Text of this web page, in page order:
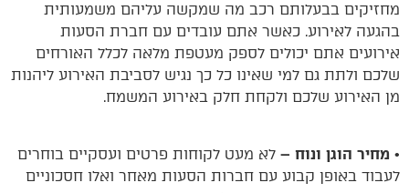
מחזיקים בבעלותם רכב מה שמקשה עליהם משמעותית
בהגעה לאירוע. כאשר אתם עובדים עם חברת הסעות
אירועים אתם יכולים לספק מעטפת מלאה לכלל האורחים
שלכם ולתת גם למי שאינו כל כך נגיש לסביבת האירוע ליהנות
מן האירוע שלכם ולקחת חלק באירוע המשמח.
• מחיר הוגן ונוח – לא מעט לקוחות פרטים ועסקיים בוחרים
לעבוד באופן קבוע עם חברות הסעות מאחר ואלו חסכוניים